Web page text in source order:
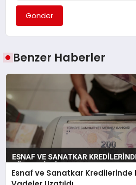
Gönder
Benzer Haberler
Esnaf ve Sanatkar